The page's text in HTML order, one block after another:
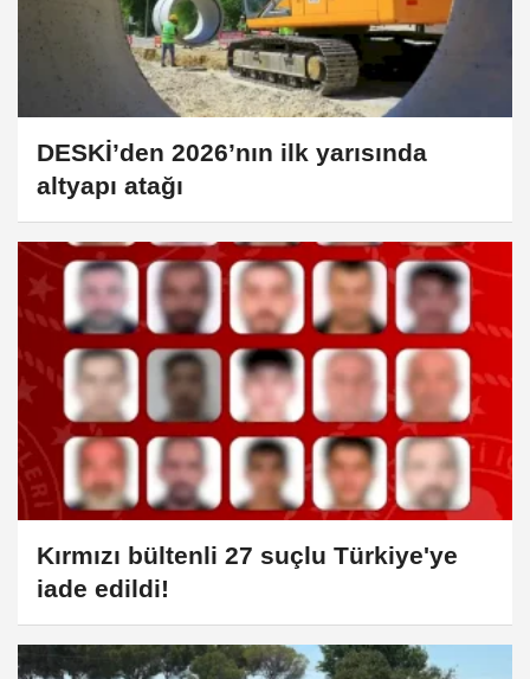
DESKİ’den 2026’nın ilk yarısında
altyapı atağı
Kırmızı bültenli 27 suçlu Türkiye'ye
iade edildi!